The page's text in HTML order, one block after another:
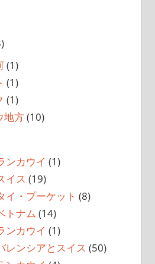
(1)
(1)
(1)
地方(10)
ンカウイ (1)
イス (19)
イ・プーケット (8)
トナム (14)
ンカウイ (1)
レンシアとスイス (50)